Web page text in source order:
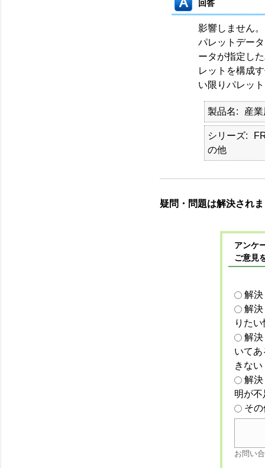
回答
影響しません。
パレットデー
ータが指定し
レットを構成
い限りパレッ
製品名 産
シリーズ
の他
疑問・問題は解決され
アンケ
ご意見
解
解
りた
解
いて
きない
解
明が
そ
お問い